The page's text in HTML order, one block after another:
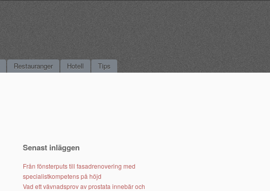
Restauranger Hotell Tips
Senast inläggen
Från fönsterputs till fasadrenovering med
specialistkompetens på höjd
Vad ett vävnadsprov av prostata innebär och